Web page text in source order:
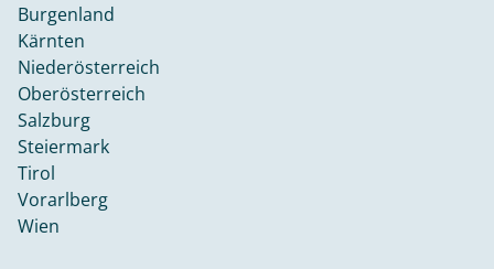
Burgenland
Kärnten
Niederösterreich
Oberösterreich
Salzburg
Steiermark
Tirol
Vorarlberg
Wien